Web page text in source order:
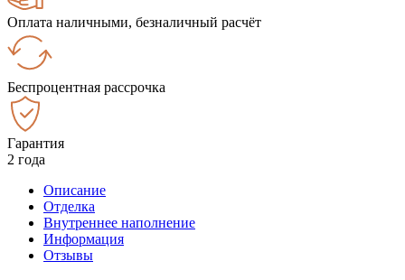
Оплата наличными, безналичный расчёт
Беспроцентная рассрочка
Гарантия
2 года
Описание
Отделка
Внутреннее наполнение
Информация
Отзывы